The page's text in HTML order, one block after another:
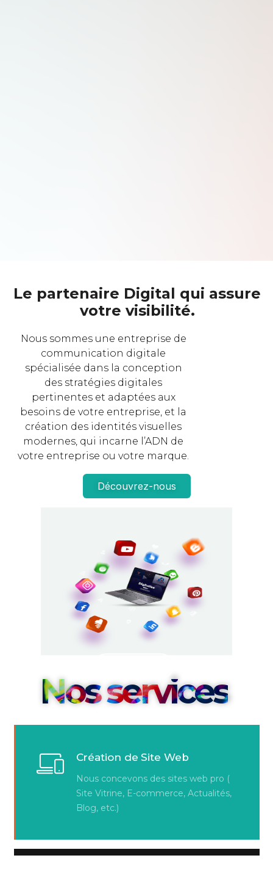
Le partenaire Digital qui assure
votre visibilité.
Nous sommes une entreprise de
communication digitale
spécialisée dans la conception
des stratégies digitales
pertinentes et adaptées aux
besoins de votre entreprise, et la
création des identités visuelles
modernes, qui incarne l’ADN de
votre entreprise ou votre marque.
Découvrez-nous
Nos services
Création de Site Web
Nous concevons des sites web pro (
Site Vitrine, E-commerce, Actualités,
Blog, etc.)